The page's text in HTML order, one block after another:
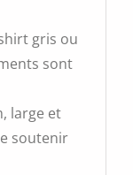
gris ou
sont
large et
soutenir